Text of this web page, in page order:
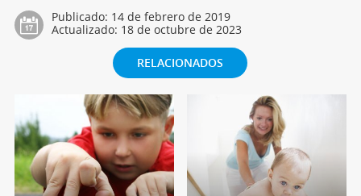
Publicado: 14 de febrero de 2019
Actualizado: 18 de octubre de 2023
RELACIONADOS